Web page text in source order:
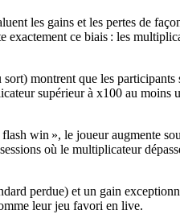
les gains et les pertes de
ce biais : les
montrent que les
supérieur à x100 au
win », le joueur augmente
où le multiplicateur
perdue) et un gain
leur jeu favori en live.